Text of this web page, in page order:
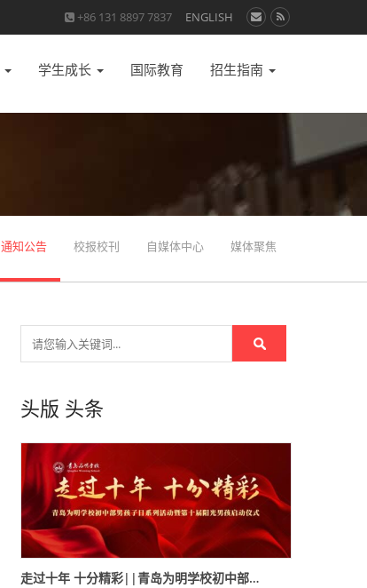
+86 131 8897 7837 ENGLISH
学生成长 国际教育 招生指南
通知公告 校报校刊 自媒体中心 媒体聚焦
头版 头条
走过十年 十分精彩||青岛为明学校初中部…